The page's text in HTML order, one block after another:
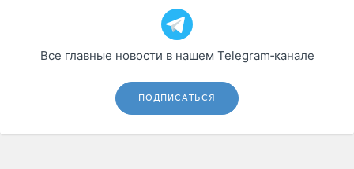
Все главные новости в нашем Telegram‑канале
ПОДПИСАТЬСЯ